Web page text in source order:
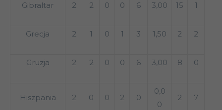
Gibraltar 2 2 0 0 6 3,00 15 1
Grecja 2 1 0 1 3 1,50 2 2
Gruzja 2 2 0 0 6 3,00 8 0
Hiszpania 2 0 0 2 0
0,0
0
2 7